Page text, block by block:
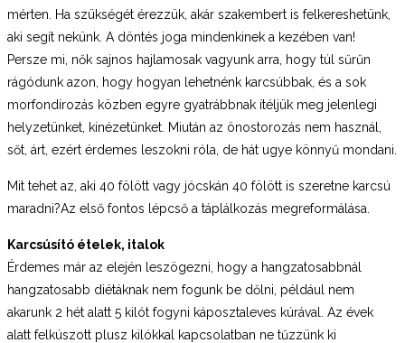
mérten. Ha szükségét érezzük, akár szakembert is felkereshetünk,
aki segít nekünk. A döntés joga mindenkinek a kezében van!
Persze mi, nők sajnos hajlamosak vagyunk arra, hogy túl sűrűn
rágódunk azon, hogy hogyan lehetnénk karcsúbbak, és a sok
morfondírozás közben egyre gyatrábbnak ítéljük meg jelenlegi
helyzetünket, kinézetünket. Miután az önostorozás nem használ,
sőt, árt, ezért érdemes leszokni róla, de hát ugye könnyű mondani.
Mit tehet az, aki 40 fölött vagy jócskán 40 fölött is szeretne karcsú
maradni?Az első fontos lépcső a táplálkozás megreformálása.
Karcsúsító ételek, italok
Érdemes már az elején leszögezni, hogy a hangzatosabbnál
hangzatosabb diétáknak nem fogunk be dőlni, például nem
akarunk 2 hét alatt 5 kilót fogyni káposztaleves kúrával. Az évek
alatt felkúszott plusz kilókkal kapcsolatban ne tűzzünk ki